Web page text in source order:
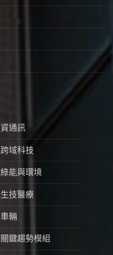
資通訊
跨域科技
綠能與環境
生技醫療
車輛
關鍵趨勢模組